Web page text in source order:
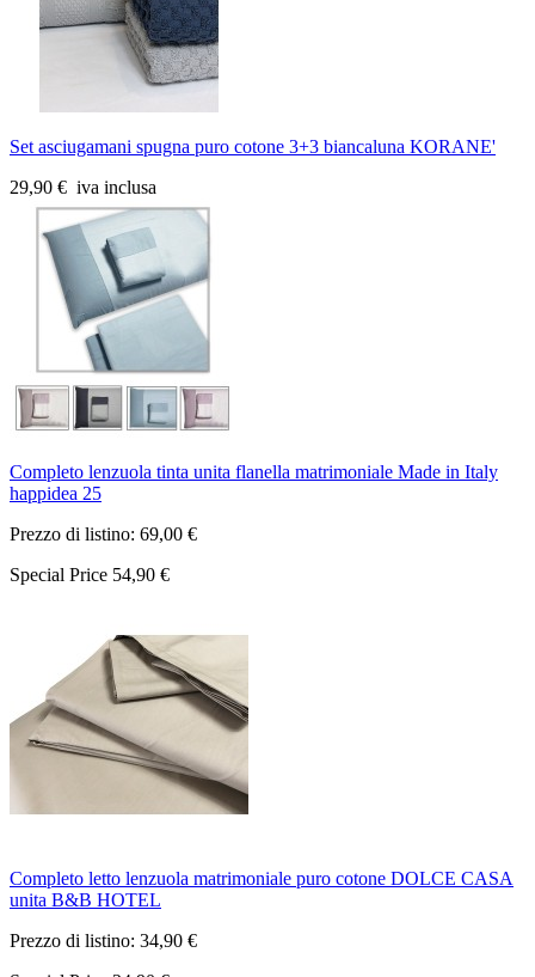
Set asciugamani spugna puro cotone 3+3 biancaluna KORANE'
29,90 € iva inclusa
Completo lenzuola tinta unita flanella matrimoniale Made in Italy
happidea 25
Prezzo di listino: 69,00 €
Special Price 54,90 €
Completo letto lenzuola matrimoniale puro cotone DOLCE CASA
unita B&B HOTEL
Prezzo di listino: 34,90 €